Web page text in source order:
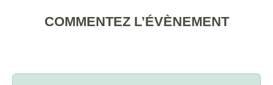
COMMENTEZ L’ÉVÈNEMENT